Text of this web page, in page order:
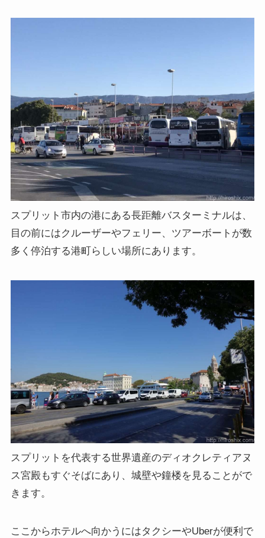
スプリット市内の港にある長距離バスターミナルは、
目の前にはクルーザーやフェリー、ツアーボートが数
多く停泊する港町らしい場所にあります。
スプリットを代表する世界遺産のディオクレティアヌ
ス宮殿もすぐそばにあり、城壁や鐘楼を見ることがで
きます。
ここからホテルへ向かうにはタクシーやUberが便利で